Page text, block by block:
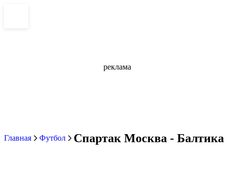
реклама
Главная Футбол Спартак Москва - Балтика